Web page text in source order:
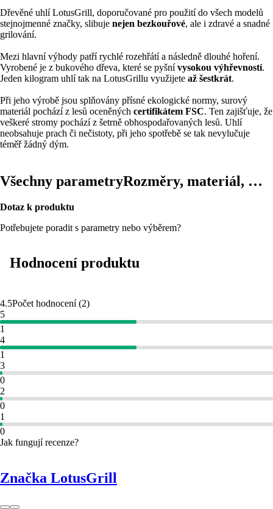
Dřevěné uhlí LotusGrill, doporučované pro použití do všech modelů
stejnojmenné značky, slibuje nejen bezkouřové, ale i zdravé a snadné
grilování.
Mezi hlavní výhody patří rychlé rozehřátí a následně dlouhé hoření.
Vyrobené je z bukového dřeva, které se pyšnívysokou výhřevností.
Jeden kilogram uhlí tak na LotusGrillu využijete až šestkrát.
Při jeho výrobě jsou splňovány přísné ekologické normy, surový
materiál pochází z lesů oceněných certifikátem FSC. Ten zajišťuje, že
veškeré stromy pochází z šetrně obhospodařovaných lesů. Uhlí
neobsahuje prach či nečistoty, při jeho spotřebě se tak nevylučuje
téměř žádný dým.
Všechny parametryRozměry, materiál, …
Dotaz k produktu
Potřebujete poradit s parametry nebo výběrem?
Hodnocení produktu
4.5Počet hodnocení(2)
5
1
4
1
3
0
2
0
1
0
Jak fungují recenze?
Značka LotusGrill